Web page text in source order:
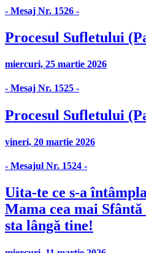
- Mesaj Nr. 1526 -
Procesul Sufletului
miercuri, 25 martie 2026
- Mesaj Nr. 1525 -
Procesul Sufletului
vineri, 20 martie 2026
- Mesajul Nr. 1524 -
Uita-te ce s-a
Mama cea mai
sta lângă tine!